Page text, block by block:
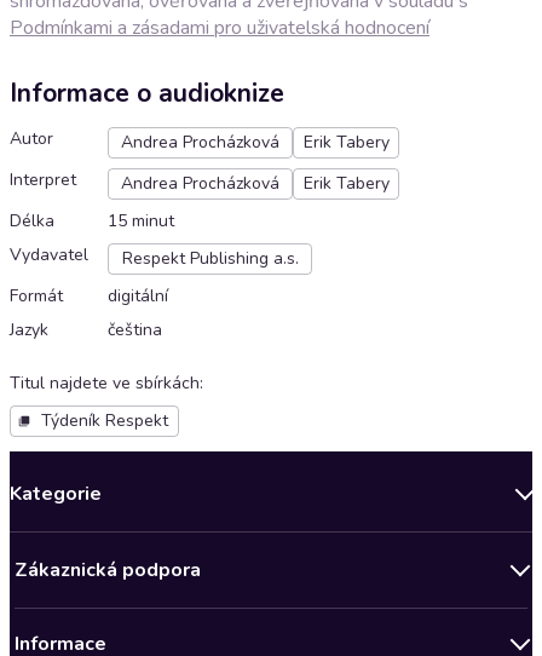
Podmínkami a zásadami pro uživatelská hodnocení
Informace o audioknize
Autor Andrea Procházková
Erik Tabery
Interpret
Andrea Procházková
Erik Tabery
Délka
15 minut
Vydavatel
Respekt Publishing a.s.
Formát
digitální
Jazyk
čeština
Titul najdete ve sbírkách:
Týdeník Respekt
Kategorie
Bestsellery měsíce
Zákaznická podpora
Informace